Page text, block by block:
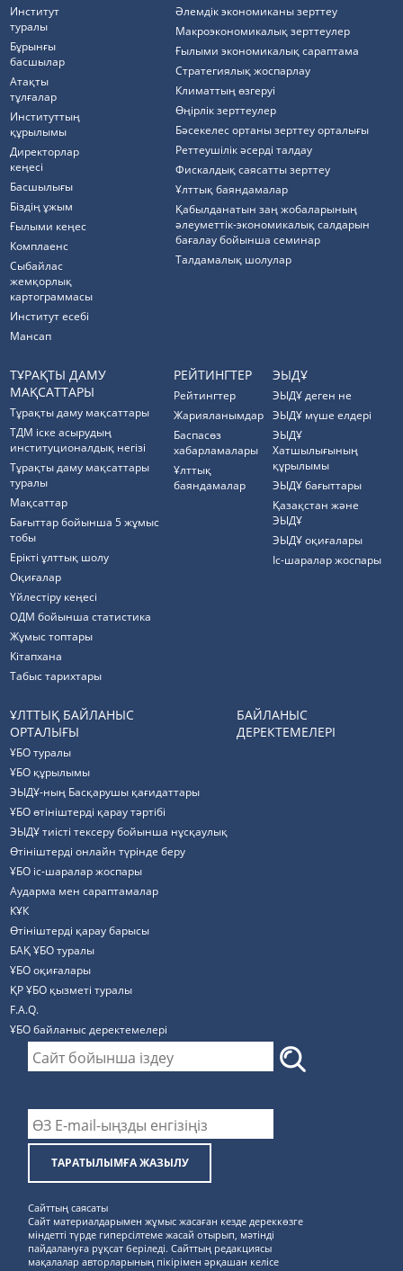
Институт
туралы
Бұрынғы
басшылар
Атақты
тұлғалар
Институттың
құрылымы
Директорлар
кеңесі
Басшылығы
Біздің ұжым
Ғылыми кеңес
Комплаенс
Cыбайлас
жемқорлық
картограммасы
Институт есебі
Мансап
Әлемдік экономиканы зерттеу
Макроэкономикалық зерттеулер
Ғылыми экономикалық сараптама
Стратегиялық жоспарлау
Климаттың өзгеруі
Өңірлік зерттеулер
Бәсекелес ортаны зерттеу орталығы
Реттеушілік әсерді талдау
Фискалдық саясатты зерттеу
Ұлттық баяндамалар
Қабылданатын заң жобаларының
әлеуметтік-экономикалық салдарын
бағалау бойынша семинар
Талдамалық шолулар
ТҰРАҚТЫ ДАМУ
МАҚСАТТАРЫ
Тұрақты даму мақсаттары
ТДМ іске асырудың
институционалдық негізі
Тұрақты даму мақсаттары
туралы
Мақсаттар
Бағыттар бойынша 5 жұмыс
тобы
Ерікті ұлттық шолу
Оқиғалар
Үйлестіру кеңесі
ОДМ бойынша статистика
Жұмыс топтары
Кітапхана
Табыс тарихтары
РЕЙТИНГТЕР
Рейтингтер
Жарияланымдар
Баспасөз
хабарламалары
Ұлттық
баяндамалар
ЭЫДҰ
ЭЫДҰ деген не
ЭЫДҰ мүше елдері
ЭЫДҰ
Хатшылығының
құрылымы
ЭЫДҰ бағыттары
Қазақстан және
ЭЫДҰ
ЭЫДҰ оқиғалары
Іс-шаралар жоспары
ҰЛТТЫҚ БАЙЛАНЫС
ОРТАЛЫҒЫ
ҰБО туралы
ҰБО құрылымы
ЭЫДҰ-ның Басқарушы қағидаттары
ҰБО өтініштерді қарау тәртібі
ЭЫДҰ тиісті тексеру бойынша нұсқаулық
Өтініштерді онлайн түрінде беру
ҰБО іс-шаралар жоспары
Аударма мен сараптамалар
КҰК
Өтініштерді қарау барысы
БАҚ ҰБО туралы
ҰБО оқиғалары
ҚР ҰБО қызметі туралы
F.A.Q.
ҰБО байланыс деректемелерi
БАЙЛАНЫС
ДЕРЕКТЕМЕЛЕРІ
ТАРАТЫЛЫМҒА ЖАЗЫЛУ
Сайттың саясаты
Сайт материалдарымен жұмыс жасаған кезде дереккөзге
міндетті түрде гиперсілтеме жасай отырып, мәтінді
пайдалануға рұқсат беріледі. Сайттың редакциясы
мақалалар авторларының пікірімен әрқашан келісе